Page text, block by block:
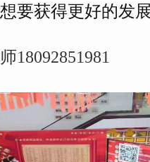
要获得更好的发
18092851981